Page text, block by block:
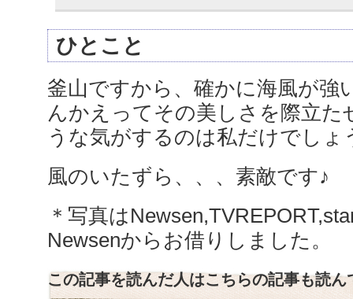
ひとこと
釜山ですから、確かに海風が強
んかえってその美しさを際立た
うな気がするのは私だけでしょ
風のいたずら、、、素敵です♪
＊写真は
Newsenからお借りしました。
この記事を読んだ人はこちらの記事も読ん